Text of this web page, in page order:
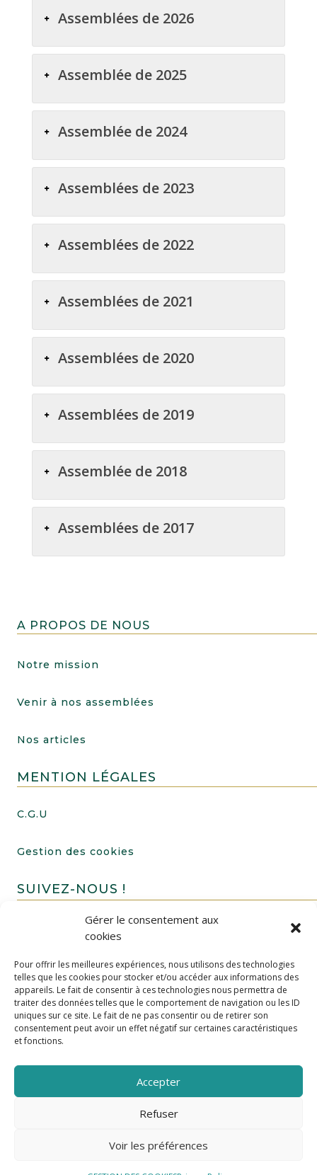
Gérer le consentement aux
cookies
Pour offrir les meilleures expériences, nous utilisons des technologies
telles que les cookies pour stocker et/ou accéder aux informations des
appareils. Le fait de consentir à ces technologies nous permettra de
traiter des données telles que le comportement de navigation ou les ID
uniques sur ce site. Le fait de ne pas consentir ou de retirer son
consentement peut avoir un effet négatif sur certaines caractéristiques
et fonctions.
Accepter
Refuser
Voir les préférences
Assemblées de 2026
Assemblée de 2025
Assemblée de 2024
Assemblées de 2023
Assemblées de 2022
Assemblées de 2021
Assemblées de 2020
Assemblées de 2019
Assemblée de 2018
Assemblées de 2017
A PROPOS DE NOUS
Notre mission
Venir à nos assemblées
Nos articles
MENTION LÉGALES
C.G.U
Gestion des cookies
SUIVEZ-NOUS !
FAIRE UN DON